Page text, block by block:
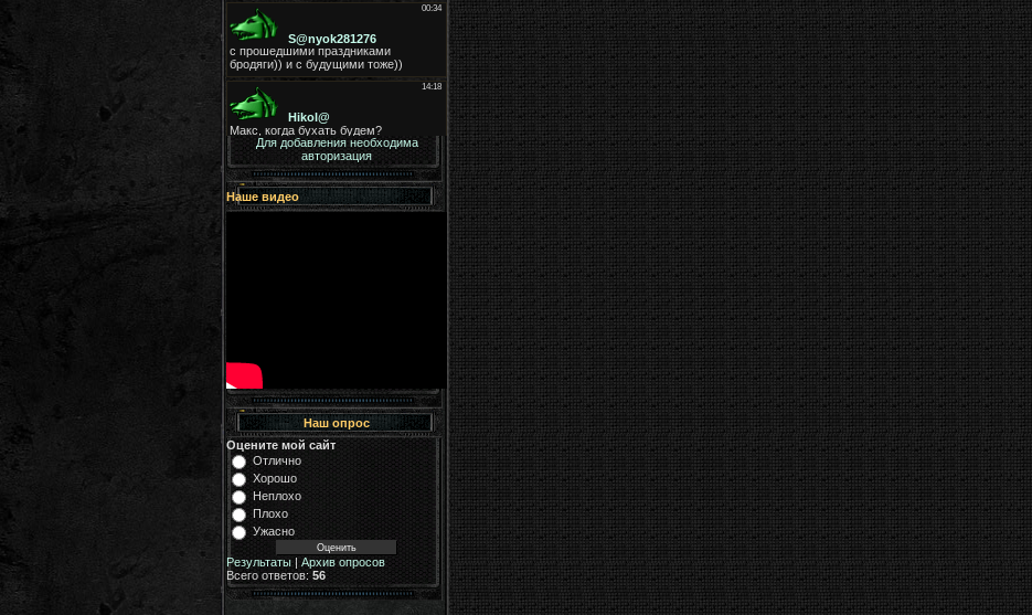
Для добавления необходима
авторизация
Наше видео
Наш опрос
Оцените мой сайт
Отлично
Хорошо
Неплохо
Плохо
Ужасно
Результаты | Архив опросов
Всего ответов: 56